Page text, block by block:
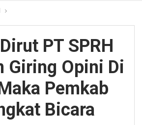
PT SPRH
Giring Opini Di
Pemkab
Bicara